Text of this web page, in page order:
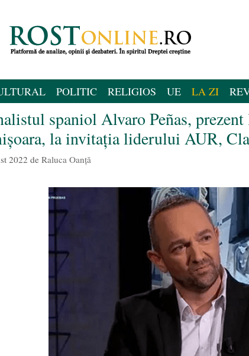
POLITIC RELIGIOS UE LA ZI
spaniol Alvaro Peñas,
la invitația liderului AUR,
2022 de Raluca Oanță